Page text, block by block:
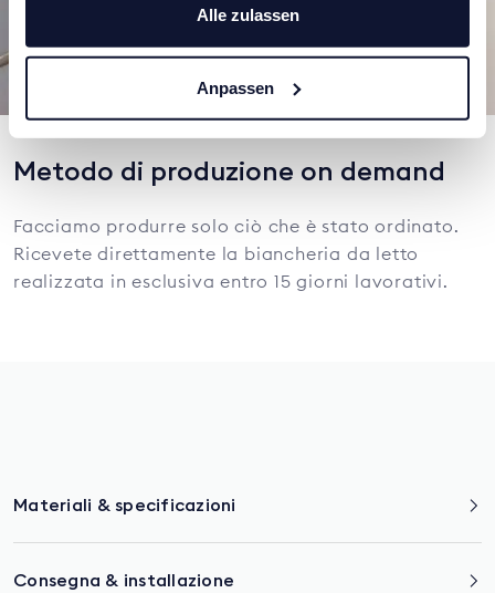
Alle zulassen
Anpassen
Metodo di produzione on demand
Facciamo produrre solo ciò che è stato ordinato.
Ricevete direttamente la biancheria da letto
realizzata in esclusiva entro 15 giorni lavorativi.
Materiali & specificazioni
Consegna & installazione